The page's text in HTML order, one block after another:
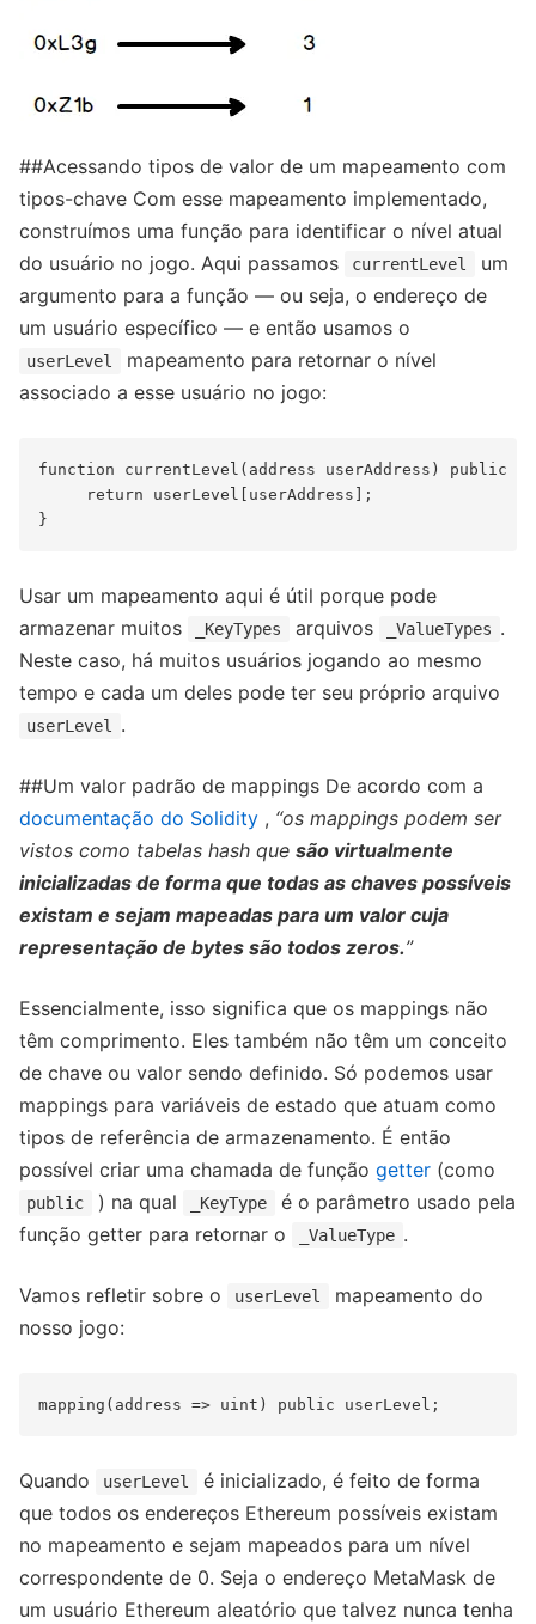
##Acessando tipos de valor de um mapeamento com
tipos-chave Com esse mapeamento implementado,
construímos uma função para identificar o nível atual
do usuário no jogo. Aqui passamos
currentLevel
um
argumento para a função — ou seja, o endereço de
um usuário específico — e então usamos o
userLevel
mapeamento para retornar o nível
associado a esse usuário no jogo:
function currentLevel(address userAddress) public
     return userLevel[userAddress];
Usar um mapeamento aqui é útil porque pode
armazenar muitos
_KeyTypes arquivos _ValueTypes .
Neste caso, há muitos usuários jogando ao mesmo
tempo e cada um deles pode ter seu próprio arquivo
userLevel .
##Um valor padrão de mappings De acordo com a
documentação do Solidity , “os mappings podem ser
vistos como tabelas hash que são virtualmente
inicializadas de forma que todas as chaves possíveis
existam e sejam mapeadas para um valor cuja
representação de bytes são todos zeros.”
Essencialmente, isso significa que os mappings não
têm comprimento. Eles também não têm um conceito
de chave ou valor sendo definido. Só podemos usar
mappings para variáveis ​​de estado que atuam como
tipos de referência de armazenamento. É então
possível criar uma chamada de função getter (como
public ) na qual _KeyType
é o parâmetro usado pela
função getter para retornar o
_ValueType .
Vamos refletir sobre o userLevel
mapeamento do
nosso jogo:
Quando userLevel
é inicializado, é feito de forma
que todos os endereços Ethereum possíveis existam
no mapeamento e sejam mapeados para um nível
correspondente de 0. Seja o endereço MetaMask de
um usuário Ethereum aleatório que talvez nunca tenha